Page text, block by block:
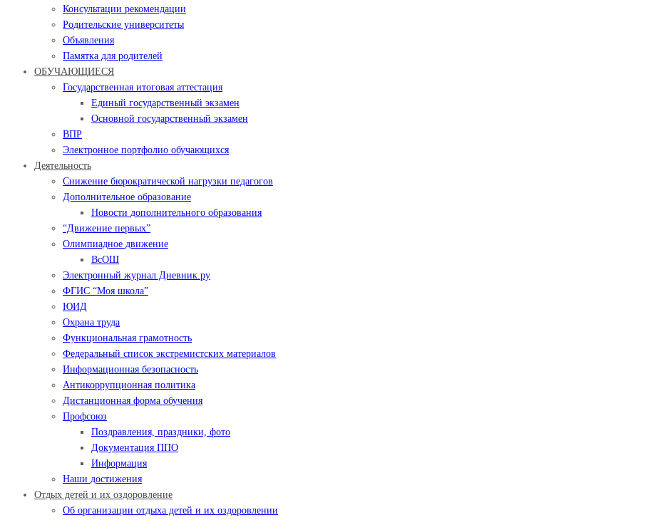
Консультации рекомендации
Родительские университеты
Объявления
Памятка для родителей
ОБУЧАЮЩИЕСЯ
Государственная итоговая аттестация
Единый государственный экзамен
Основной государственный экзамен
ВПР
Электронное портфолио обучающихся
Деятельность
Снижение бюрократической нагрузки педагогов
Дополнительное образование
Новости дополнительного образования
“Движение первых”
Олимпиадное движение
ВсОШ
Электронный журнал Дневник.ру
ФГИС “Моя школа”
ЮИД
Охрана труда
Функциональная грамотность
Федеральный список экстремистских материалов
Информационная безопасность
Антикоррупционная политика
Дистанционная форма обучения
Профсоюз
Поздравления, праздники, фото
Документация ППО
Информация
Наши достижения
Отдых детей и их оздоровление
Об организации отдыха детей и их оздоровлении